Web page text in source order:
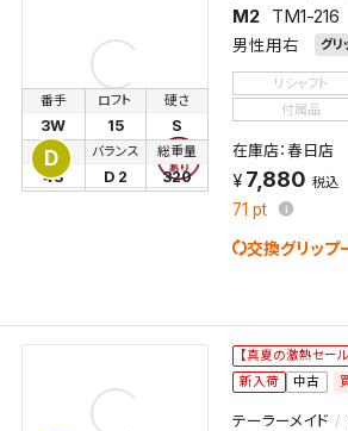
D
M2 TM1-216
男性用右 グリ
番手
3W
ロフト
15
硬さ
S
長さ
43
バランス
D 2
総重量
320
リシャフト
付属品
在庫店：春日店
7,880 税込
71 pt
交換グリップ
【真夏の激熱セー
新入荷
中古
テーラーメイド
検索条件を保存
この検索条件をマイページ内「保存